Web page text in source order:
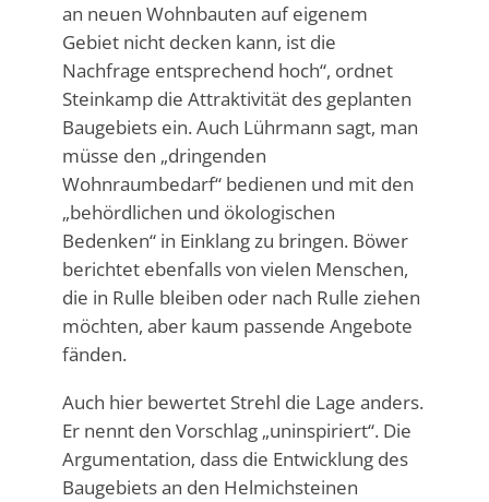
an neuen Wohnbauten auf eigenem
Gebiet nicht decken kann, ist die
Nachfrage entsprechend hoch“, ordnet
Steinkamp die Attraktivität des geplanten
Baugebiets ein. Auch Lührmann sagt, man
müsse den „dringenden
Wohnraumbedarf“ bedienen und mit den
„behördlichen und ökologischen
Bedenken“ in Einklang zu bringen.Böwer
berichtet ebenfalls von vielen Menschen,
die in Rulle bleiben oder nach Rulle ziehen
möchten, aber kaum passende Angebote
fänden.
Auch hier bewertet Strehl die Lage anders.
Er nennt den Vorschlag „uninspiriert“. Die
Argumentation, dass die Entwicklung des
Baugebiets an den Helmichsteinen